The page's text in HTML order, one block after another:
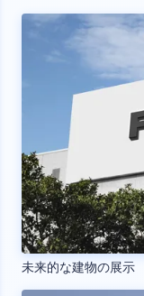
未来的な建物の展示